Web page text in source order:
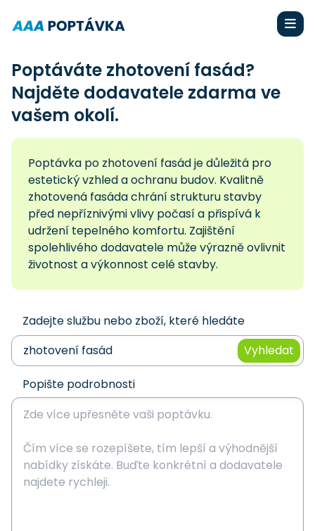
Poptáváte zhotovení fasád?
Najděte dodavatele zdarma ve
vašem okolí.
Poptávka po zhotovení fasád je důležitá pro
estetický vzhled a ochranu budov. Kvalitně
zhotovená fasáda chrání strukturu stavby
před nepříznivými vlivy počasí a přispívá k
udržení tepelného komfortu. Zajištění
spolehlivého dodavatele může výrazně ovlivnit
životnost a výkonnost celé stavby.
Zadejte službu nebo zboží, které hledáte
Vyhledat
Popište podrobnosti